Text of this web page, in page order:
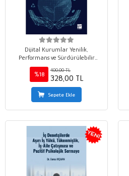
Dijital Kurumlar Yenilik,
Performans ve Sürdürülebilir
%18
400,00 TL
328,00 TL
Sepete Ekle